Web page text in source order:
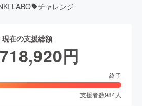
LABO チャレンジ
現在の支援総額
円
終了
支援者数984人